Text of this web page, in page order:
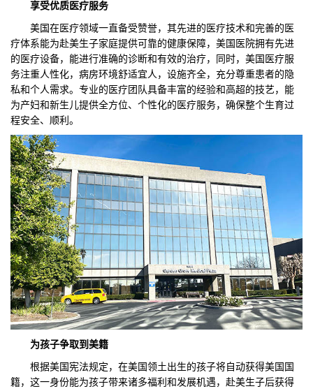
享受优质 医疗服务
美国在医疗领域一直备受赞誉，其先进的医疗技术和完善的医
疗体系能为赴美生子家庭提供可靠的健康保障，美国医院拥有先进
的医疗设备，能进行准确的诊断和有效的治疗，同时，美国医疗服
务注重人性化，病房环境舒适宜人，设施齐全，充分尊重患者的隐
私和个人需求。专业的医疗团队具备丰富的经验和高超的技艺，能
为产妇和新生儿提供全方位、个性化的医疗服务，确保整个生育过
程安全、顺利。
为孩子争取到 美籍
根据美国宪法规定，在美国领土出生的孩子将自动获得美国国
籍，这一身份能为孩子带来诸多福利和发展机遇，赴美生子后获得